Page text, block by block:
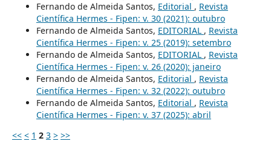
Fernando de Almeida Santos, Editorial , Revista
Científica Hermes - Fipen: v. 30 (2021): outubro
Fernando de Almeida Santos, EDITORIAL , Revista
Científica Hermes - Fipen: v. 25 (2019): setembro
Fernando de Almeida Santos, EDITORIAL , Revista
Científica Hermes - Fipen: v. 26 (2020): janeiro
Fernando de Almeida Santos, Editorial , Revista
Científica Hermes - Fipen: v. 32 (2022): outubro
Fernando de Almeida Santos, Editorial , Revista
Científica Hermes - Fipen: v. 37 (2025): abril
<< < 1 2 3 > >>